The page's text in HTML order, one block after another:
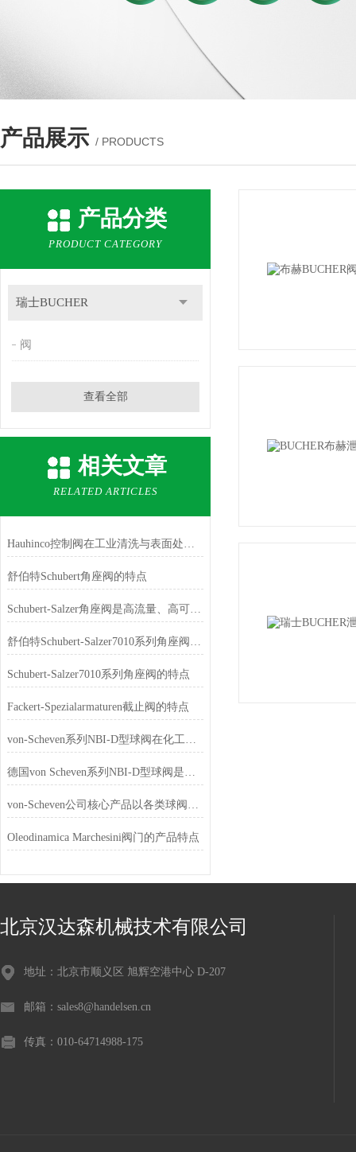
产品展示 / PRODUCTS
产品分类
PRODUCT CATEGORY
瑞士BUCHER
阀
查看全部
相关文章
RELATED ARTICLES
Hauhinco控制阀在工业清洗与表面处理的应用
舒伯特Schubert角座阀的特点
Schubert-Salzer角座阀是高流量、高可靠、易维护的工业流体控制优选
舒伯特Schubert-Salzer7010系列角座阀如何选型
Schubert-Salzer7010系列角座阀的特点
Fackert-Spezialarmaturen截止阀的特点
von-Scheven系列NBI-D型球阀在化工行业的应用
德国von Scheven系列NBI-D型球阀是一款具有高精度、高可靠性
von-Scheven公司核心产品以各类球阀为主
Oleodinamica Marchesini阀门的产品特点
北京汉达森机械技术有限公司
地址：北京市顺义区 旭辉空港中心 D-207
邮箱：sales8@handelsen.cn
传真：010-64714988-175